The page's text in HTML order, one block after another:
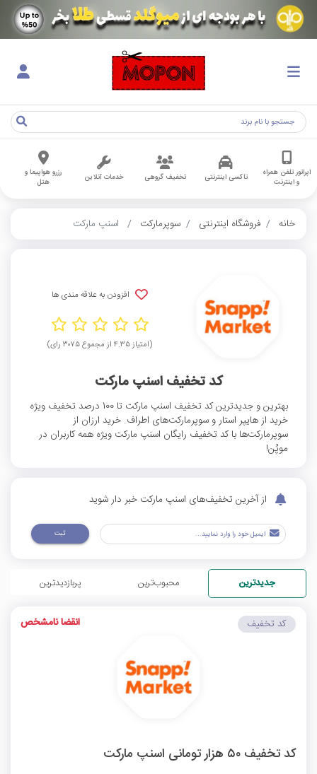
اپراتور تلفن همراه
و اینترنت
تاکسی اینترنتی تخفیف گروهی خدمات آنلاین
رزرو هواپیما و
هتل
خانه فروشگاه اینترنتی سوپرمارکت اسنپ مارکت
افزودن به علاقه مندی ها
(امتیاز ۴.۳۵ از مجموع ۳۰۷۵ رای)
کد تخفیف اسنپ مارکت
بهترین و جدیدترین کد تخفیف اسنپ مارکت تا 100 درصد تخفیف ویژه
خرید از هایپر استار و سوپرمارکت‌های اطراف. خرید ارزان از
سوپرمارکت‌ها با کد تخفیف رایگان اسنپ مارکت ویژه همه کاربران در
موپُن!
از آخرین تخفیف‌های اسنپ مارکت خبر دار شوید
ثبت
جدیدترین محبوب‌ترین پربازدیدترین
کد تخفیف ۵۰ هزار تومانی اسنپ مارکت
کد تخفیف انقضا نامشخص